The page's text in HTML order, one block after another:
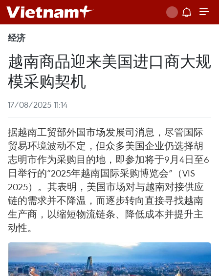
经济
越南商品迎来美国进口商大规
模采购契机
17/08/2025 11:14
据越南工贸部外国市场发展司消息，尽管国际
贸易环境波动不定，但众多美国企业仍选择胡
志明市作为采购目的地，即参加将于9月4日至6
日举行的“2025年越南国际采购博览会”（VIS
2025）。其表明，美国市场对与越南对接供应
链的需求并不降温，而逐步转向直接寻找越南
生产商，以缩短物流链条、降低成本并提升主
动性。